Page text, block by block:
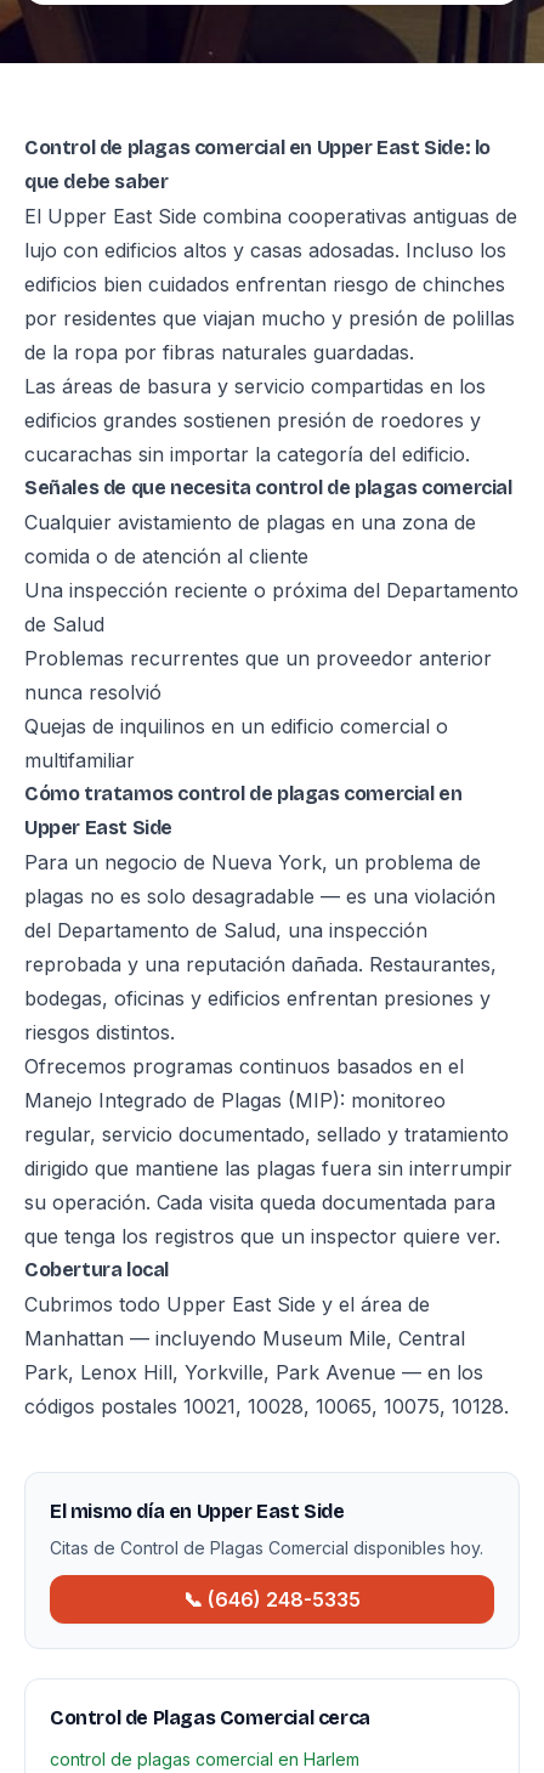
Control de plagas comercial en Upper East Side: lo
que debe saber
El Upper East Side combina cooperativas antiguas de
lujo con edificios altos y casas adosadas. Incluso los
edificios bien cuidados enfrentan riesgo de chinches
por residentes que viajan mucho y presión de polillas
de la ropa por fibras naturales guardadas.
Las áreas de basura y servicio compartidas en los
edificios grandes sostienen presión de roedores y
cucarachas sin importar la categoría del edificio.
Señales de que necesita control de plagas comercial
Cualquier avistamiento de plagas en una zona de
comida o de atención al cliente
Una inspección reciente o próxima del Departamento
de Salud
Problemas recurrentes que un proveedor anterior
nunca resolvió
Quejas de inquilinos en un edificio comercial o
multifamiliar
Cómo tratamos control de plagas comercial en
Upper East Side
Para un negocio de Nueva York, un problema de
plagas no es solo desagradable — es una violación
del Departamento de Salud, una inspección
reprobada y una reputación dañada. Restaurantes,
bodegas, oficinas y edificios enfrentan presiones y
riesgos distintos.
Ofrecemos programas continuos basados en el
Manejo Integrado de Plagas (MIP): monitoreo
regular, servicio documentado, sellado y tratamiento
dirigido que mantiene las plagas fuera sin interrumpir
su operación. Cada visita queda documentada para
que tenga los registros que un inspector quiere ver.
Cobertura local
Cubrimos todo Upper East Side y el área de
Manhattan — incluyendo Museum Mile, Central
Park, Lenox Hill, Yorkville, Park Avenue — en los
códigos postales 10021, 10028, 10065, 10075, 10128.
El mismo día en Upper East Side
Citas de Control de Plagas Comercial disponibles hoy.
📞 (646) 248-5335
Control de Plagas Comercial cerca
control de plagas comercial en Harlem